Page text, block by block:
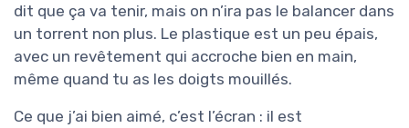
dit que ça va tenir, mais on n’ira pas le balancer dans
un torrent non plus. Le plastique est un peu épais,
avec un revêtement qui accroche bien en main,
même quand tu as les doigts mouillés.
Ce que j’ai bien aimé, c’est l’écran : il est